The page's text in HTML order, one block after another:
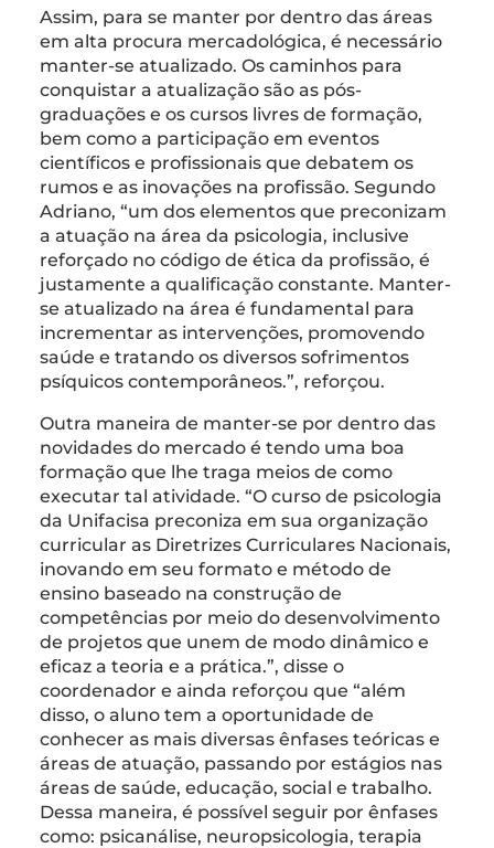
Assim, para se manter por dentro das áreas
em alta procura mercadológica, é necessário
manter-se atualizado. Os caminhos para
conquistar a atualização são as pós-
graduações e os cursos livres de formação,
bem como a participação em eventos
científicos e profissionais que debatem os
rumos e as inovações na profissão. Segundo
Adriano, “um dos elementos que preconizam
a atuação na área da psicologia, inclusive
reforçado no código de ética da profissão, é
justamente a qualificação constante. Manter-
se atualizado na área é fundamental para
incrementar as intervenções, promovendo
saúde e tratando os diversos sofrimentos
psíquicos contemporâneos.”, reforçou.
Outra maneira de manter-se por dentro das
novidades do mercado é tendo uma boa
formação que lhe traga meios de como
executar tal atividade. “O curso de psicologia
da Unifacisa preconiza em sua organização
curricular as Diretrizes Curriculares Nacionais,
inovando em seu formato e método de
ensino baseado na construção de
competências por meio do desenvolvimento
de projetos que unem de modo dinâmico e
eficaz a teoria e a prática.”, disse o
coordenador e ainda reforçou que “além
disso, o aluno tem a oportunidade de
conhecer as mais diversas ênfases teóricas e
áreas de atuação, passando por estágios nas
áreas de saúde, educação, social e trabalho.
Dessa maneira, é possível seguir por ênfases
como: psicanálise, neuropsicologia, terapia